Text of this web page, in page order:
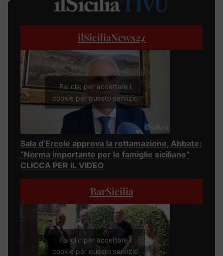
ilSiciliaNews24
Fai clic per accettare i
cookie per questo servizio
Sala d’Ercole approva la rottamazione, Abbate:
“Norma importante per le famiglie siciliane”
CLICCA PER IL VIDEO
BarSicilia
Fai clic per accettare i
cookie per questo servizio